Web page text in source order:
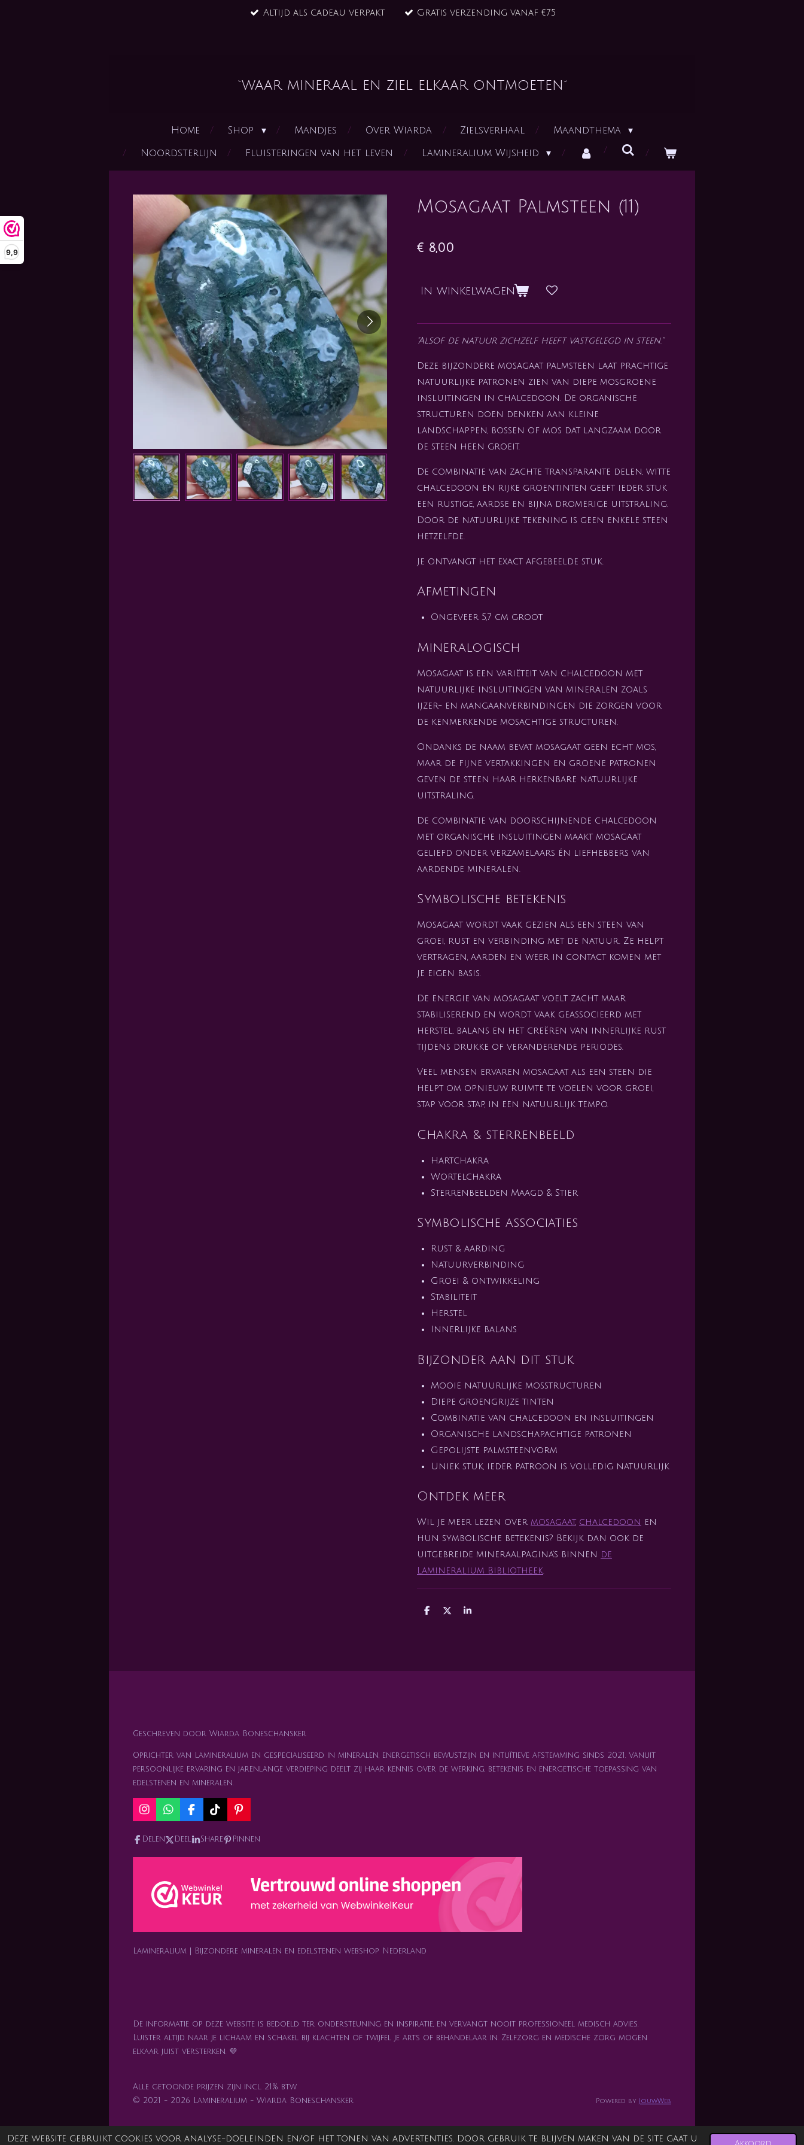
9,9
Deze website gebruikt cookies voor analyse-doeleinden en/of het tonen van advertenties. Door gebruik te blijven maken van de site gaat u
Altijd als cadeau verpakt Gratis verzending vanaf €75
`waar mineraal en ziel elkaar ontmoeten´
Home Shop Mandjes Over Wiarda Zielsverhaal Maandthema
Noordsterlijn Fluisteringen van het leven Lamineralium Wijsheid
Mosagaat Palmsteen (11)
€ 8,00
In winkelwagen
"Alsof de natuur zichzelf heeft vastgelegd in steen."
Deze bijzondere mosagaat palmsteen laat prachtige
natuurlijke patronen zien van diepe mosgroene
insluitingen in chalcedoon. De organische
structuren doen denken aan kleine
landschappen, bossen of mos dat langzaam door
de steen heen groeit.
De combinatie van zachte transparante delen, witte
chalcedoon en rijke groentinten geeft ieder stuk
een rustige, aardse en bijna dromerige uitstraling.
Door de natuurlijke tekening is geen enkele steen
hetzelfde.
Je ontvangt het exact afgebeelde stuk.
Afmetingen
Ongeveer 5,7 cm groot
Mineralogisch
Mosagaat is een variëteit van chalcedoon met
natuurlijke insluitingen van mineralen zoals
ijzer- en mangaanverbindingen die zorgen voor
de kenmerkende mosachtige structuren.
Ondanks de naam bevat mosagaat geen echt mos,
maar de fijne vertakkingen en groene patronen
geven de steen haar herkenbare natuurlijke
uitstraling.
De combinatie van doorschijnende chalcedoon
met organische insluitingen maakt mosagaat
geliefd onder verzamelaars én liefhebbers van
aardende mineralen.
Symbolische betekenis
Mosagaat wordt vaak gezien als een steen van
groei, rust en verbinding met de natuur. Ze helpt
vertragen, aarden en weer in contact komen met
je eigen basis.
De energie van mosagaat voelt zacht maar
stabiliserend en wordt vaak geassocieerd met
herstel, balans en het creëren van innerlijke rust
tijdens drukke of veranderende periodes.
Veel mensen ervaren mosagaat als een steen die
helpt om opnieuw ruimte te voelen voor groei,
stap voor stap, in een natuurlijk tempo.
Chakra & sterrenbeeld
Hartchakra
Wortelchakra
Sterrenbeelden Maagd & Stier
Symbolische associaties
Rust & aarding
Natuurverbinding
Groei & ontwikkeling
Stabiliteit
Herstel
Innerlijke balans
Bijzonder aan dit stuk
Mooie natuurlijke mosstructuren
Diepe groengrijze tinten
Combinatie van chalcedoon en insluitingen
Organische landschapachtige patronen
Gepolijste palmsteenvorm
Uniek stuk, ieder patroon is volledig natuurlijk
Ontdek meer
Wil je meer lezen over mosagaat, chalcedoon en
hun symbolische betekenis? Bekijk dan ook de
uitgebreide mineraalpagina’s binnen de
Lamineralium Bibliotheek.
D
D
S
Geschreven door Wiarda Boneschansker
Oprichter van Lamineralium en gespecialiseerd in mineralen, energetisch bewustzijn en intuïtieve afstemming sinds 2021. Vanuit
persoonlijke ervaring en jarenlange verdieping deelt zij haar kennis over de werking, betekenis en energetische toepassing van
edelstenen en mineralen.
I
s
a
m
W
a
t
s
p
F
c
e
b
k
T
k
o
P
n
e
Delen Deel Share Pinnen
Lamineralium | Bijzondere mineralen en edelstenen webshop Nederland
De informatie op deze website is bedoeld ter ondersteuning en inspiratie, en vervangt nooit professioneel medisch advies.
Luister altijd naar je lichaam en schakel bij klachten of twijfel je arts of behandelaar in. Zelfzorg en medische zorg mogen
elkaar juist versterken. 💜
Alle getoonde prijzen zijn incl. 21% btw
© 2021 - 2026 Lamineralium - Wiarda Boneschansker
Powered by JouwWeb